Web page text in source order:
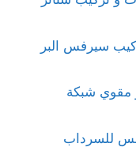
سيرفس البر
شبكة
للسرداب